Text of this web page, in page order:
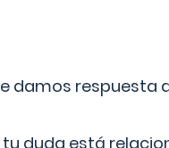
damos respuesta
duda está